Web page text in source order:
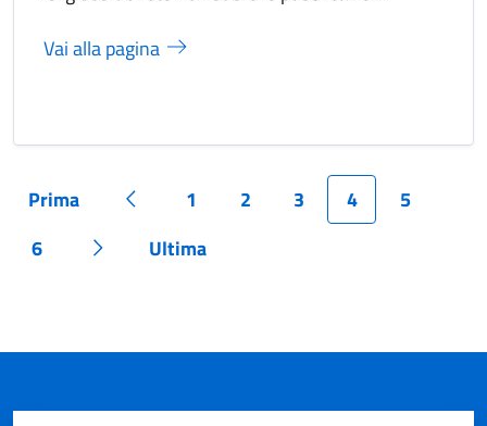
Vai alla pagina
Pagina
Prima Pagina precedente
Pagina
1 Pagina
2 Pagina
3 Pagina
4 Pagina
5
Pagina
6 Pagina successiva
Pagina
Ultima